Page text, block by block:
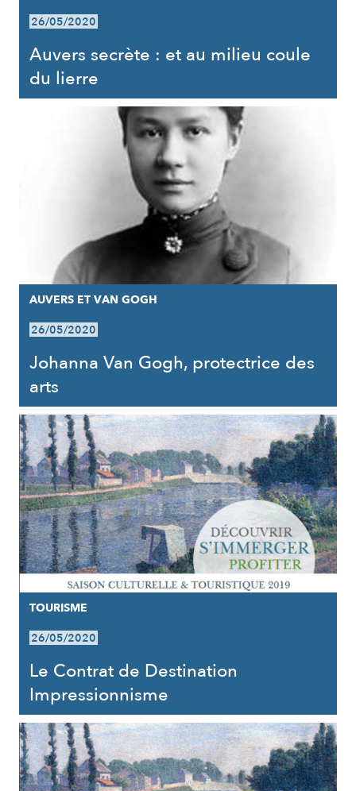
26/05/2020
Auvers secrète : et au milieu coule
du lierre
AUVERS ET VAN GOGH
26/05/2020
Johanna Van Gogh, protectrice des
arts
TOURISME
26/05/2020
Le Contrat de Destination
Impressionnisme